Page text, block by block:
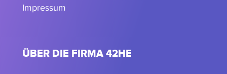
Impressum
ÜBER DIE FIRMA 42HE